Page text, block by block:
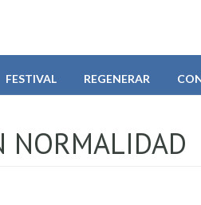
FESTIVAL REGENERAR
NORMALIDAD